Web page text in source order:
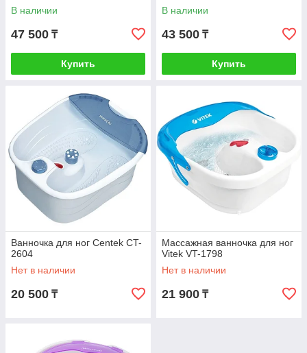
В наличии
47 500 ₸
Купить
В наличии
43 500 ₸
Купить
Ванночка для ног Centek CT-
2604
Нет в наличии
20 500 ₸
Массажная ванночка для ног
Vitek VT-1798
Нет в наличии
21 900 ₸